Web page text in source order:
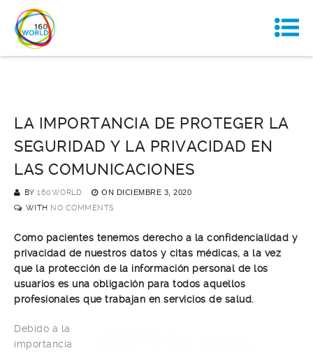
LA IMPORTANCIA DE PROTEGER LA
SEGURIDAD Y LA PRIVACIDAD EN
LAS COMUNICACIONES
BY 160WORLD ON DICIEMBRE 3, 2020
WITH NO COMMENTS
Como pacientes tenemos derecho a la confidencialidad y
privacidad de nuestros datos y citas médicas, a la vez
que la protección de la información personal de los
usuarios es una obligación para todos aquellos
profesionales que trabajan en servicios de salud.
Debido a la
importancia